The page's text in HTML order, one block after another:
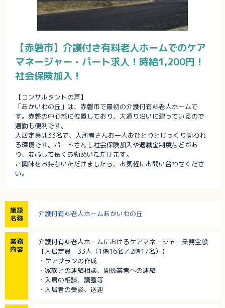
【赤磐市】介護付き有料老人ホームでのケア
マネージャー・パート求人！時給1,200円！
社会保険加入！
【コンサルタントの声】
「あかいわの丘」は、赤磐市で最初の介護付有料老人ホームで
す。赤磐の中心部に位置しており、大通り沿いに建っているので
通勤も便利です。
入居定員は33名で、入所者さんお一人おひとりとじっくり関われ
る環境です。パートさんも社会保険加入や退職金制度などがあ
り、安心して長くお勤めいただけます。
ご興味をお持ちいただけましたら、お気軽にお問い合わせくださ
い。
施設
名称
介護付有料老人ホームあかいわの丘
業務
内容
介護付有料老人ホームにおけるケアマネージャー業務全般
【入居定員：33人（1階16名／2階17名）】
・ケアプランの作成
・家族との連絡相談、関係業者への連絡
・入居の相談、調整等
・入居者の受診、送迎